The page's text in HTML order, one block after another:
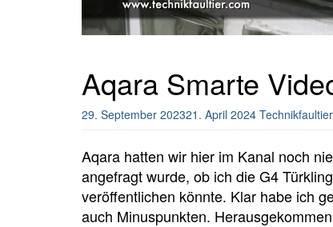
Aqara Smarte
29. September 202321. April 2024 Technikfaultier
Aqara hatten wir hier im Kanal noch
angefragt wurde, ob ich die G4
veröffentlichen könnte. Klar habe ich
auch Minuspunkten.